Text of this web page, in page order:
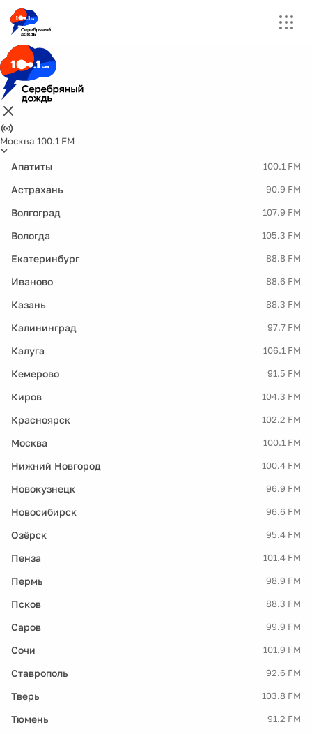
Москва 100.1 FM
Апатиты 100.1 FM
Астрахань 90.9 FM
Волгоград 107.9 FM
Вологда 105.3 FM
Екатеринбург 88.8 FM
Иваново 88.6 FM
Казань 88.3 FM
Калининград 97.7 FM
Калуга 106.1 FM
Кемерово 91.5 FM
Киров 104.3 FM
Красноярск 102.2 FM
Москва 100.1 FM
Нижний Новгород 100.4 FM
Новокузнецк 96.9 FM
Новосибирск 96.6 FM
Озёрск 95.4 FM
Пенза 101.4 FM
Пермь 98.9 FM
Псков 88.3 FM
Саров 99.9 FM
Сочи 101.9 FM
Ставрополь 92.6 FM
Тверь 103.8 FM
Тюмень 91.2 FM